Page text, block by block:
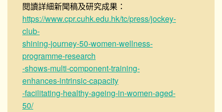
閱讀詳細新聞稿及研究成果：
https://www.cpr.cuhk.edu.hk/tc/press/jockey-
club-
shining-journey-50-women-wellness-
programme-research
-shows-multi-component-training-
enhances-intrinsic-capacity
-facilitating-healthy-ageing-in-women-aged-
50/